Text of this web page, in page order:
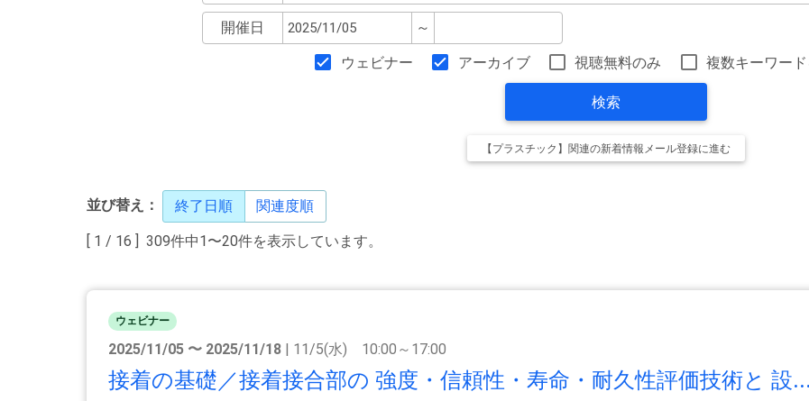
開催日 ～
ウェビナー アーカイブ 視聴無料のみ 複数キーワー
検索
【プラスチック】関連の新着情報メール登録に進む
並び替え： 終了日順 関連度順
[ 1 / 16 ] 309件中1〜20件を表示しています。
ウェビナー
2025/11/05 〜 2025/11/18 | 11/5(水) 10:00～17:00
接着の基礎／接着接合部の 強度・信頼性・寿命・耐久性評価技術と 設...